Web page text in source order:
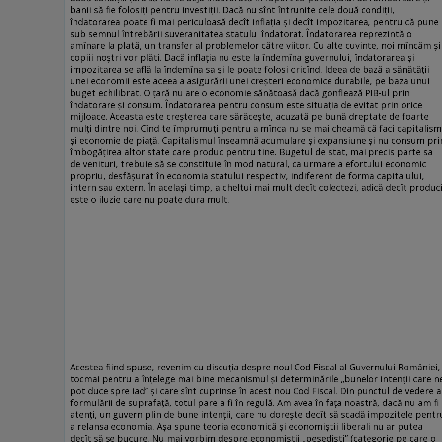
banii să fie folosiţi pentru investiţii. Dacă nu sînt întrunite cele două condiţii,
îndatorarea poate fi mai periculoasă decît inflaţia şi decît impozitarea, pentru că pune
sub semnul întrebării suveranitatea statului îndatorat. Îndatorarea reprezintă o
amînare la plată, un transfer al problemelor către viitor. Cu alte cuvinte, noi mîncăm şi
copiii noştri vor plăti. Dacă inflaţia nu este la îndemîna guvernului, îndatorarea şi
impozitarea se află la îndemîna sa şi le poate folosi oricînd. Ideea de bază a sănătăţii
unei economii este aceea a asigurării unei creşteri economice durabile, pe baza unui
buget echilibrat. O ţară nu are o economie sănătoasă dacă gonflează PIB-ul prin
îndatorare şi consum. Îndatorarea pentru consum este situaţia de evitat prin orice
mijloace. Aceasta este creşterea care sărăceşte, acuzată pe bună dreptate de foarte
mulţi dintre noi. Cînd te împrumuţi pentru a mînca nu se mai cheamă că faci capitalism
şi economie de piaţă. Capitalismul înseamnă acumulare şi expansiune şi nu consum
îmbogăţirea altor state care produc pentru tine. Bugetul de stat, mai precis parte sa
de venituri, trebuie să se constituie în mod natural, ca urmare a efortului economic
propriu, desfăşurat în economia statului respectiv, indiferent de forma capitalului,
intern sau extern. În acelaşi timp, a cheltui mai mult decît colectezi, adică decît
este o iluzie care nu poate dura mult.
Acestea fiind spuse, revenim cu discuţia despre noul Cod Fiscal al Guvernului României,
tocmai pentru a înţelege mai bine mecanismul şi determinările „bunelor intenţii care
pot duce spre iad” şi care sînt cuprinse în acest nou Cod Fiscal. Din punctul de vedere
formulării de suprafaţă, totul pare a fi în regulă. Am avea în faţa noastră, dacă nu am fi
atenţi, un guvern plin de bune intenţii, care nu doreşte decît să scadă impozitele
a relansa economia. Aşa spune teoria economică şi economiştii liberali nu ar putea
decît să se bucure. Nu mai vorbim despre economiştii „pesedişti” (categorie pe care o